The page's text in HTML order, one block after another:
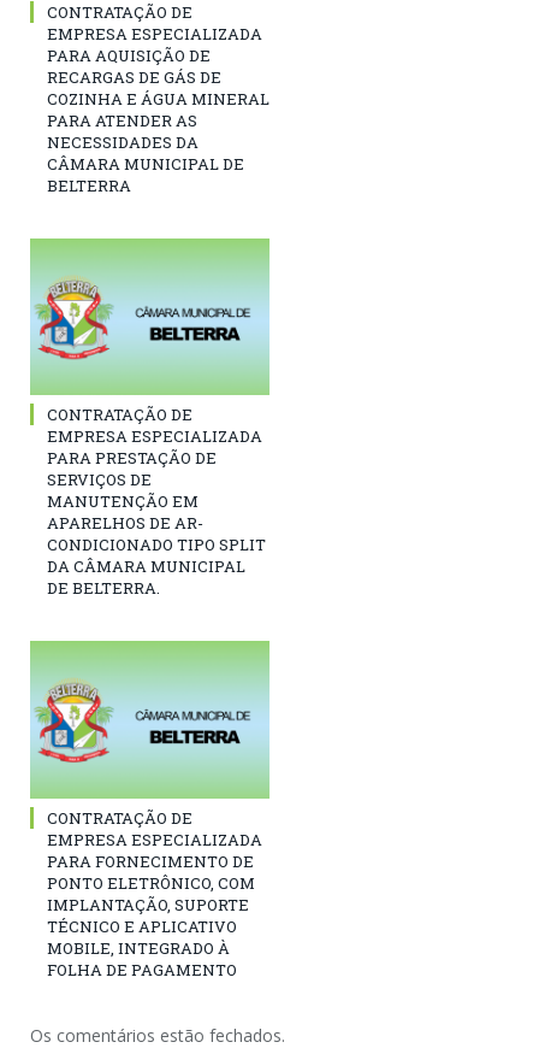
CONTRATAÇÃO DE
EMPRESA ESPECIALIZADA
PARA AQUISIÇÃO DE
RECARGAS DE GÁS DE
COZINHA E ÁGUA MINERAL
PARA ATENDER AS
NECESSIDADES DA
CÂMARA MUNICIPAL DE
BELTERRA
CONTRATAÇÃO DE
EMPRESA ESPECIALIZADA
PARA PRESTAÇÃO DE
SERVIÇOS DE
MANUTENÇÃO EM
APARELHOS DE AR-
CONDICIONADO TIPO SPLIT
DA CÂMARA MUNICIPAL
DE BELTERRA.
CONTRATAÇÃO DE
EMPRESA ESPECIALIZADA
PARA FORNECIMENTO DE
PONTO ELETRÔNICO, COM
IMPLANTAÇÃO, SUPORTE
TÉCNICO E APLICATIVO
MOBILE, INTEGRADO À
FOLHA DE PAGAMENTO
Os comentários estão fechados.